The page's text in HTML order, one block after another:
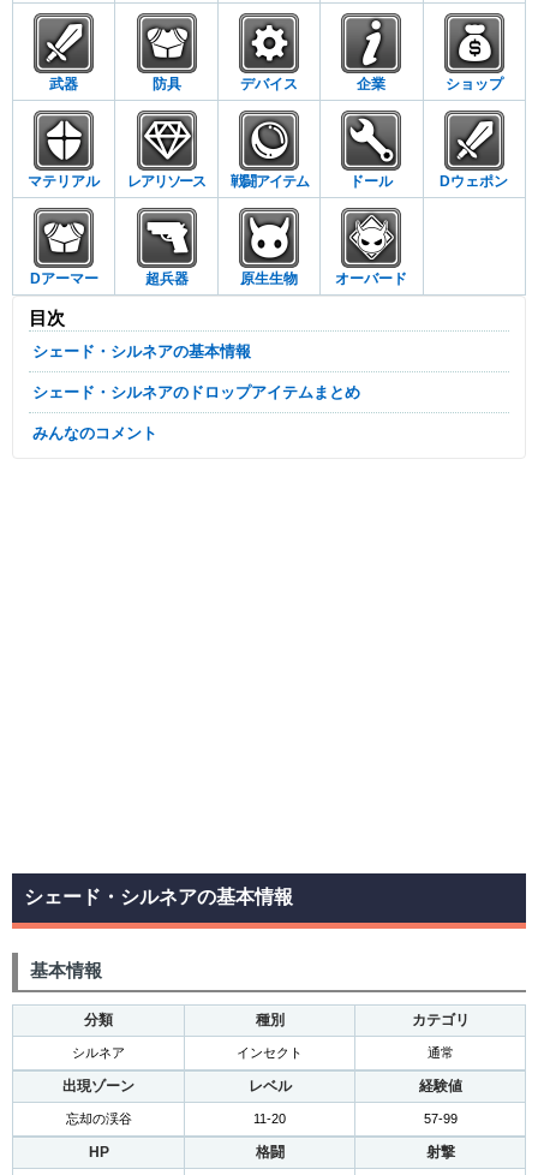
武器 防具 デバイス 企業 ショップ
マテリアル レアリソース 戦闘アイテム ドール Dウェポン
Dアーマー 超兵器 原生生物 オーバード
目次
シェード・シルネアの基本情報
シェード・シルネアのドロップアイテムまとめ
みんなのコメント
シェード・シルネアの基本情報
基本情報
分類 種別 カテゴリ
シルネア インセクト 通常
出現ゾーン レベル 経験値
忘却の渓谷 11-20 57-99
HP 格闘 射撃